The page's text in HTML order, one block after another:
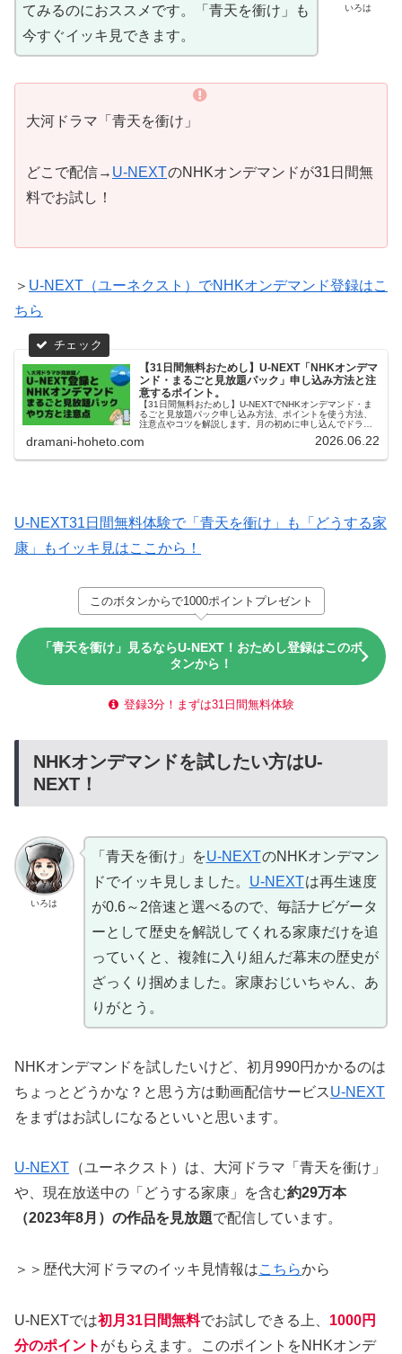
いろは
てみるのにおススメです。「青天を衝け」も
今すぐイッキ見できます。
大河ドラマ「青天を衝け」
どこで配信→ U-NEXTのNHKオンデマンドが31日間無
料でお試し！
＞ U-NEXT（ユーネクスト）でNHKオンデマンド登録はこ
ちら
【31日間無料おためし】U-NEXT「NHKオンデマ
ンド・まるごと見放題パック」申し込み方法と注
意するポイント。
【31日間無料おためし】U-NEXTでNHKオンデマンド・ま
るごと見放題パック申し込み方法、ポイントを使う方法、
注意点やコツを解説します。月の初めに申し込んでドラマ
の実体験をお届けします。
dramani-hoheto.com 2026.06.22
U-NEXT31日間無料体験で「青天を衝け」も「どうする家
康」もイッキ見はここから！
このボタンからで1000ポイントプレゼント
「青天を衝け」見るならU-NEXT！おためし登録はこのボ
タンから！
登録3分！まずは31日間無料体験
NHKオンデマンドを試したい方はU-
NEXT！
いろは
「青天を衝け」をU-NEXTのNHKオンデマン
ドでイッキ見しました。 U-NEXTは再生速度
が0.6～2倍速と選べるので、毎話ナビゲータ
ーとして歴史を解説してくれる家康だけを追
っていくと、複雑に入り組んだ幕末の歴史が
ざっくり掴めました。家康おじいちゃん、あ
りがとう。
NHKオンデマンドを試したいけど、初月990円かかるのは
ちょっとどうかな？と思う方は動画配信サービスU-NEXT
をまずはお試しになるといいと思います。
U-NEXT （ユーネクスト）は、大河ドラマ「青天を衝け」
や、現在放送中の「どうする家康」を含む約29万本
（2023年8月）の作品を見放題で配信しています。
＞＞歴代大河ドラマのイッキ見情報はこちらから
U-NEXTでは初月31日間無料でお試しできる上、 1000円
分のポイント がもらえます。このポイントをNHKオンデ